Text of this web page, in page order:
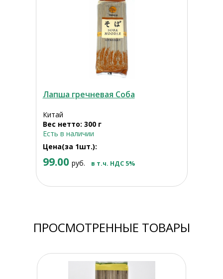
Лапша гречневая Соба
Китай
Вес нетто: 300 г
Есть в наличии
Цена(за 1шт.):
99.00 руб. в т.ч. НДС 5%
ПРОСМОТРЕННЫЕ ТОВАРЫ